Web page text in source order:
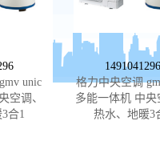
unic
空调、
合1
1491041296
格力中央空调
多能一体机 中央
热水、地暖3